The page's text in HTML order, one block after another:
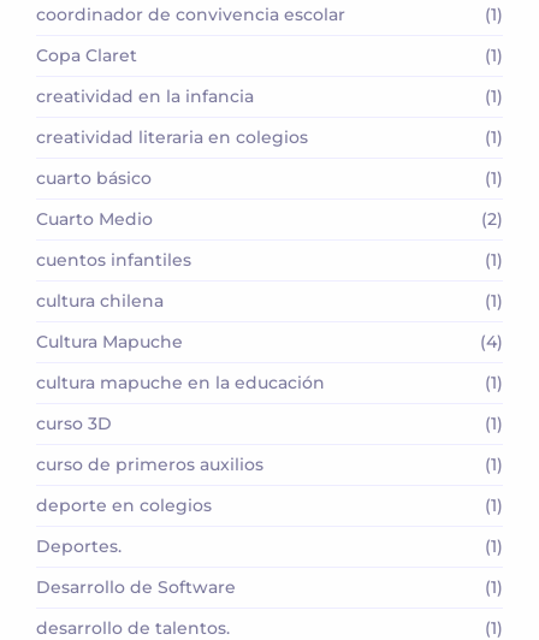
coordinador de convivencia escolar
(1)
Copa Claret
(1)
creatividad en la infancia
(1)
creatividad literaria en colegios
(1)
cuarto básico
(1)
Cuarto Medio
(2)
cuentos infantiles
(1)
cultura chilena
(1)
Cultura Mapuche
(4)
cultura mapuche en la educación
(1)
curso 3D
(1)
curso de primeros auxilios
(1)
deporte en colegios
(1)
Deportes.
(1)
Desarrollo de Software
(1)
desarrollo de talentos.
(1)